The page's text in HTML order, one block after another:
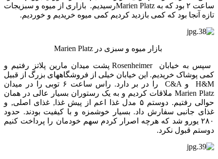
ساعت ۲ بود که به Marien Platzرسیدیم. بازاری از میوه و سبزیجات
تازه آنجا بود که کمی بازدید کردیم کمی میوه خریدیم و خوردیم.
بازار میوه و سبزی در Marien Platz
سپس به خیابان Rosenheimer پشت میدان مارین پلاتز رفتیم و
کمی پوشاک خریدیم. این خیابان خیلی از فروشگاههای بزرگ از قبیل
H&M و C&A را در بر دارد. راس ساعت ۶ توبی را در میدان
Marien Platz ملاقات کردیم و به یک رستوران بسیار عالی در همان
حوالی رفتیم. دوستم ۵ مدل غذا اعم از پیش غذا, غذای اصلی, و
غذای جانبی سفارش داد. بسیار خوشمزه و با کیفیت بودند. حدود
۲۸۰ یورو شد که هرچه اصرار کردم سهم خودمان را پرداخت کنیم
دوستم قبول نکرد.